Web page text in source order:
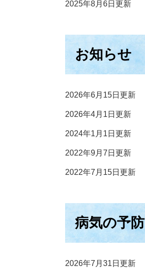
2025年8月6日更新
お知らせ
2026年6月15日更新
2026年4月1日更新
2024年1月1日更新
2022年9月7日更新
2022年7月15日更新
病気の予防
2026年7月31日更新